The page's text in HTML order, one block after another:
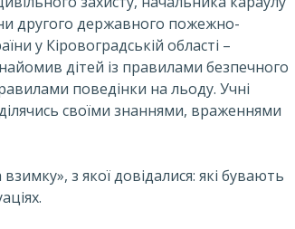
другого державного пожежно-
у Кіровоградській області –
дітей із правилами безпечного
поведінки на льоду. Учні
своїми знаннями, враженнями
з якої довідалися: які бувають